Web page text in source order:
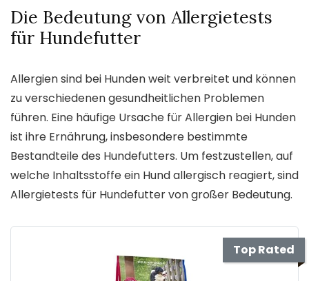
Die Bedeutung von Allergietests
für Hundefutter
Allergien sind bei Hunden weit verbreitet und können
zu verschiedenen gesundheitlichen Problemen
führen. Eine häufige Ursache für Allergien bei Hunden
ist ihre Ernährung, insbesondere bestimmte
Bestandteile des Hundefutters. Um festzustellen, auf
welche Inhaltsstoffe ein Hund allergisch reagiert, sind
Allergietests für Hundefutter von großer Bedeutung.
Top Rated